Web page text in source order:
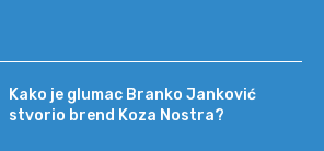
Kako je glumac Branko Janković
stvorio brend Koza Nostra?